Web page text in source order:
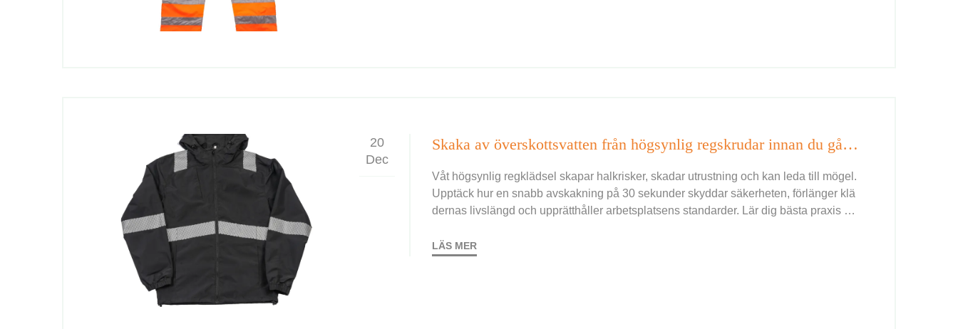
20
Dec
Skaka av överskottsvatten från högsynlig regskrudar innan du går inomhus.
Våt högsynlig regklädsel skapar halkrisker, skadar utrustning och kan leda till mögel.
Upptäck hur en snabb avskakning på 30 sekunder skyddar säkerheten, förlänger klä
dernas livslängd och upprätthåller arbetsplatsens standarder. Lär dig bästa praxis re
LÄS MER